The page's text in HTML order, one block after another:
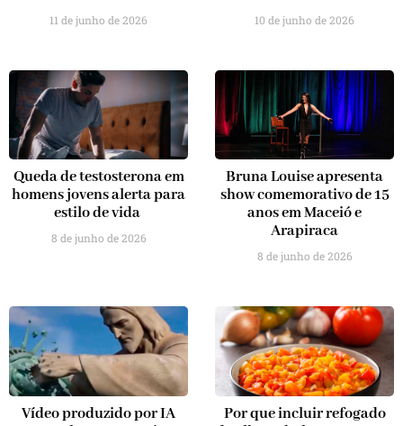
11 de junho de 2026 10 de junho de 2026
Queda de testosterona em
homens jovens alerta para
estilo de vida
8 de junho de 2026
Bruna Louise apresenta
show comemorativo de 15
anos em Maceió e
Arapiraca
8 de junho de 2026
Vídeo produzido por IA
Por que incluir refogado